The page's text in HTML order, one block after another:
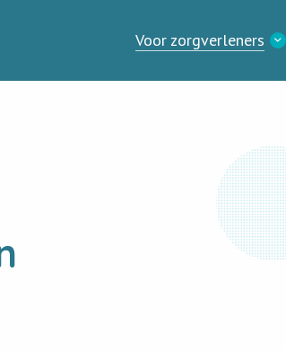
Voor zorgverleners